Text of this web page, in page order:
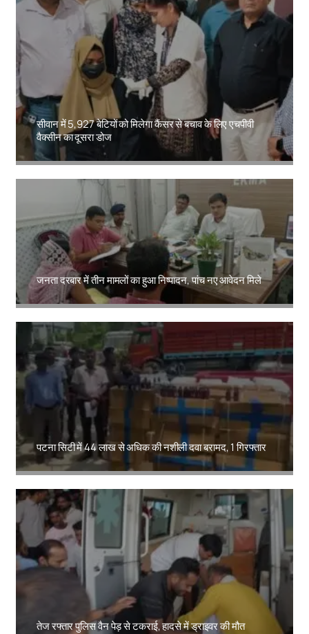
सीवान में 5,927 बेटियों को मिलेगा कैंसर से बचाव के लिए एचपीवी
वैक्सीन का दूसरा डोज
Amit Lekh
जनता दरबार में तीन मामलों का हुआ निष्पादन, पांच नए आवेदन मिले
Amit Lekh
पटना सिटी में 44 लाख से अधिक की नशीली दवा बरामद, 1 गिरफ्तार
Amit Lekh
तेज रफ्तार पुलिस वैन पेड़ से टकराई, हादसे में ड्राइवर की मौत